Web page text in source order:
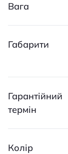
Вага
Габарити
Гарантійний
термін
Колір